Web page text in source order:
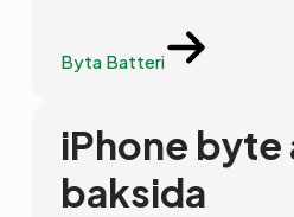
Byta Batteri
iPhone byte
baksida